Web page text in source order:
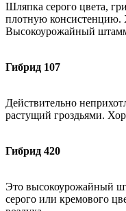
Шляпка серого цвета,
плотную консистенцию.
Высокоурожайный
Гибрид 107
Действительно
растущий гроздьями.
Гибрид 420
Это высокоурожайный
серого или кремового